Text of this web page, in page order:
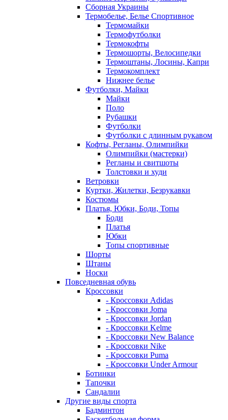
Сборная Украины
Термобелье, Белье Спортивное
Термомайки
Термофутболки
Термокофты
Термошорты, Велосипедки
Термоштаны, Лосины, Капри
Термокомплект
Нижнее белье
Футболки, Майки
Майки
Поло
Рубашки
Футболки
Футболки с длинным рукавом
Кофты, Регланы, Олимпийки
Олимпийки (мастерки)
Регланы и свитшоты
Толстовки и худи
Ветровки
Куртки, Жилетки, Безрукавки
Костюмы
Платья, Юбки, Боди, Топы
Боди
Платья
Юбки
Топы спортивные
Шорты
Штаны
Носки
Повседневная обувь
Кроссовки
- Кроссовки Adidas
- Кроссовки Joma
- Кроссовки Jordan
- Кроссовки Kelme
- Кроссовки New Balance
- Кроссовки Nike
- Кроссовки Puma
- Кроссовки Under Armour
Ботинки
Тапочки
Сандалии
Другие виды спорта
Бадминтон